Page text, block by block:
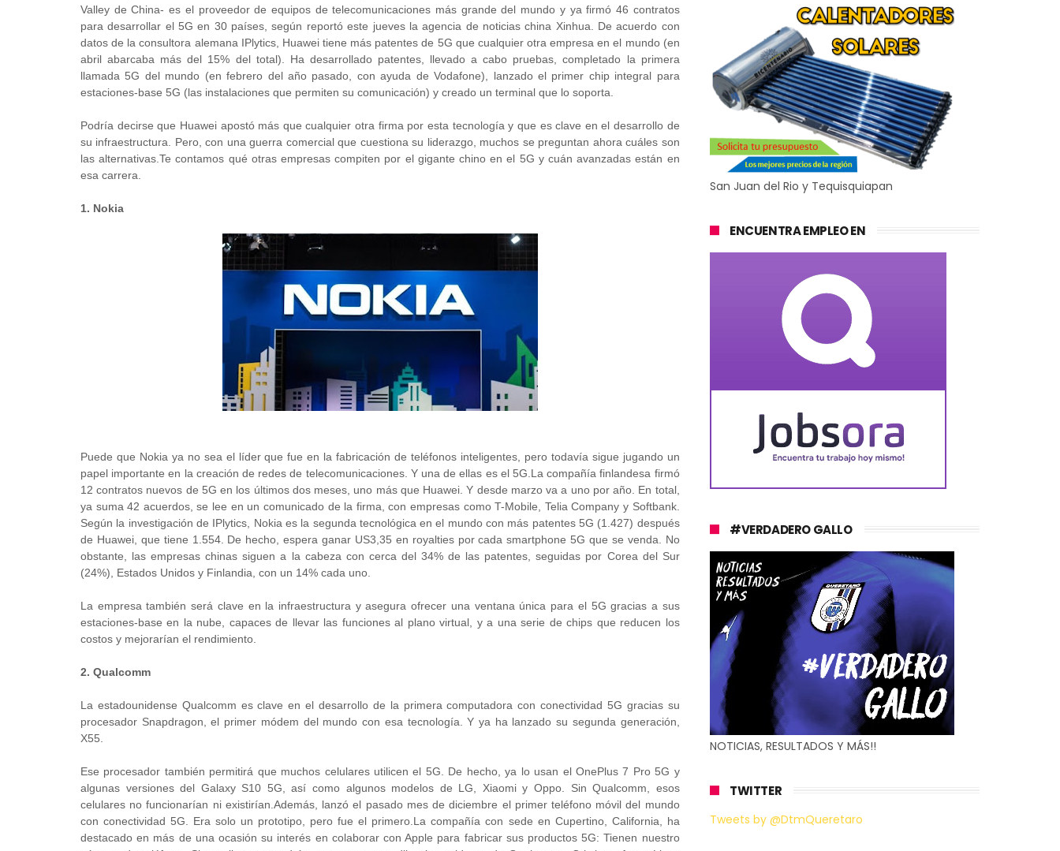
Valley de China- es el proveedor de equipos de telecomunicaciones más grande del mundo y ya firmó 46 contratos
para desarrollar el 5G en 30 países, según reportó este jueves la agencia de noticias china Xinhua. De acuerdo con
datos de la consultora alemana IPlytics, Huawei tiene más patentes de 5G que cualquier otra empresa en el mundo (en
abril abarcaba más del 15% del total). Ha desarrollado patentes, llevado a cabo pruebas, completado la primera
llamada 5G del mundo (en febrero del año pasado, con ayuda de Vodafone), lanzado el primer chip integral para
estaciones-base 5G (las instalaciones que permiten su comunicación) y creado un terminal que lo soporta.
Podría decirse que Huawei apostó más que cualquier otra firma por esta tecnología y que es clave en el desarrollo de
su infraestructura. Pero, con una guerra comercial que cuestiona su liderazgo, muchos se preguntan ahora cuáles son
las alternativas.Te contamos qué otras empresas compiten por el gigante chino en el 5G y cuán avanzadas están en
esa carrera.
1. Nokia
Puede que Nokia ya no sea el líder que fue en la fabricación de teléfonos inteligentes, pero todavía sigue jugando un
papel importante en la creación de redes de telecomunicaciones. Y una de ellas es el 5G.La compañía finlandesa firmó
12 contratos nuevos de 5G en los últimos dos meses, uno más que Huawei. Y desde marzo va a uno por año. En total,
ya suma 42 acuerdos, se lee en un comunicado de la firma, con empresas como T-Mobile, Telia Company y Softbank.
Según la investigación de IPlytics, Nokia es la segunda tecnológica en el mundo con más patentes 5G (1.427) después
de Huawei, que tiene 1.554. De hecho, espera ganar US3,35 en royalties por cada smartphone 5G que se venda. No
obstante, las empresas chinas siguen a la cabeza con cerca del 34% de las patentes, seguidas por Corea del Sur
(24%), Estados Unidos y Finlandia, con un 14% cada uno.
La empresa también será clave en la infraestructura y asegura ofrecer una ventana única para el 5G gracias a sus
estaciones-base en la nube, capaces de llevar las funciones al plano virtual, y a una serie de chips que reducen los
costos y mejorarían el rendimiento.
2. Qualcomm
La estadounidense Qualcomm es clave en el desarrollo de la primera computadora con conectividad 5G gracias su
procesador Snapdragon, el primer módem del mundo con esa tecnología. Y ya ha lanzado su segunda generación,
X55.
Ese procesador también permitirá que muchos celulares utilicen el 5G. De hecho, ya lo usan el OnePlus 7 Pro 5G y
algunas versiones del Galaxy S10 5G, así como algunos modelos de LG, Xiaomi y Oppo. Sin Qualcomm, esos
celulares no funcionarían ni existirían.Además, lanzó el pasado mes de diciembre el primer teléfono móvil del mundo
con conectividad 5G. Era solo un prototipo, pero fue el primero.La compañía con sede en Cupertino, California, ha
destacado en más de una ocasión su interés en colaborar con Apple para fabricar sus productos 5G: Tienen nuestro
San Juan del Rio y Tequisquiapan
ENCUENTRA EMPLEO EN
#VERDADERO GALLO
NOTICIAS, RESULTADOS Y MÁS!!
TWITTER
Tweets by @DtmQueretaro